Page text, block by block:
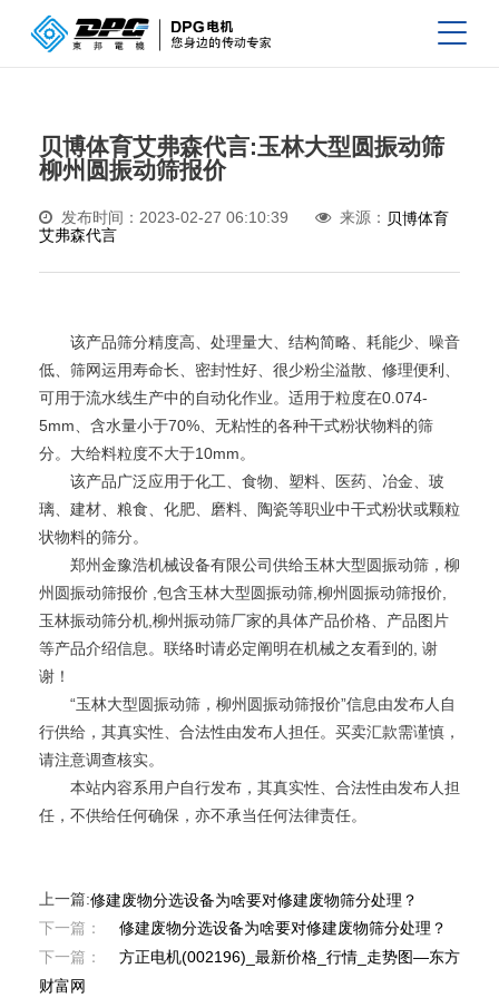
贝博体育艾弗森代言:玉林大型圆振动筛
柳州圆振动筛报价
发布时间：2023-02-27 06:10:39 来源： 贝博体育
艾弗森代言
该产品筛分精度高、处理量大、结构简略、耗能少、噪音
低、筛网运用寿命长、密封性好、很少粉尘溢散、修理便利、
可用于流水线生产中的自动化作业。适用于粒度在0.074-
5mm、含水量小于70%、无粘性的各种干式粉状物料的筛
分。大给料粒度不大于10mm。
该产品广泛应用于化工、食物、塑料、医药、冶金、玻
璃、建材、粮食、化肥、磨料、陶瓷等职业中干式粉状或颗粒
状物料的筛分。
郑州金豫浩机械设备有限公司供给玉林大型圆振动筛，柳
州圆振动筛报价 ,包含玉林大型圆振动筛,柳州圆振动筛报价,
玉林振动筛分机,柳州振动筛厂家的具体产品价格、产品图片
等产品介绍信息。联络时请必定阐明在机械之友看到的, 谢
谢！
“玉林大型圆振动筛，柳州圆振动筛报价”信息由发布人自
行供给，其真实性、合法性由发布人担任。买卖汇款需谨慎，
请注意调查核实。
本站内容系用户自行发布，其真实性、合法性由发布人担
任，不供给任何确保，亦不承当任何法律责任。
上一篇:修建废物分选设备为啥要对修建废物筛分处理？
下一篇：
修建废物分选设备为啥要对修建废物筛分处理？
下一篇：
方正电机(002196)_最新价格_行情_走势图—东方
财富网